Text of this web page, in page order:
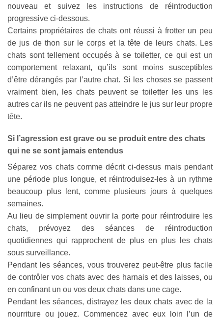
nouveau et suivez les instructions de réintroduction
progressive ci-dessous.
Certains propriétaires de chats ont réussi à frotter un peu
de jus de thon sur le corps et la tête de leurs chats. Les
chats sont tellement occupés à se toiletter, ce qui est un
comportement relaxant, qu’ils sont moins susceptibles
d’être dérangés par l’autre chat. Si les choses se passent
vraiment bien, les chats peuvent se toiletter les uns les
autres car ils ne peuvent pas atteindre le jus sur leur propre
tête.
Si l’agression est grave ou se produit entre des chats
qui ne se sont jamais entendus
Séparez vos chats comme décrit ci-dessus mais pendant
une période plus longue, et réintroduisez-les à un rythme
beaucoup plus lent, comme plusieurs jours à quelques
semaines.
Au lieu de simplement ouvrir la porte pour réintroduire les
chats, prévoyez des séances de réintroduction
quotidiennes qui rapprochent de plus en plus les chats
sous surveillance.
Pendant les séances, vous trouverez peut-être plus facile
de contrôler vos chats avec des harnais et des laisses, ou
en confinant un ou vos deux chats dans une cage.
Pendant les séances, distrayez les deux chats avec de la
nourriture ou jouez. Commencez avec eux loin l’un de